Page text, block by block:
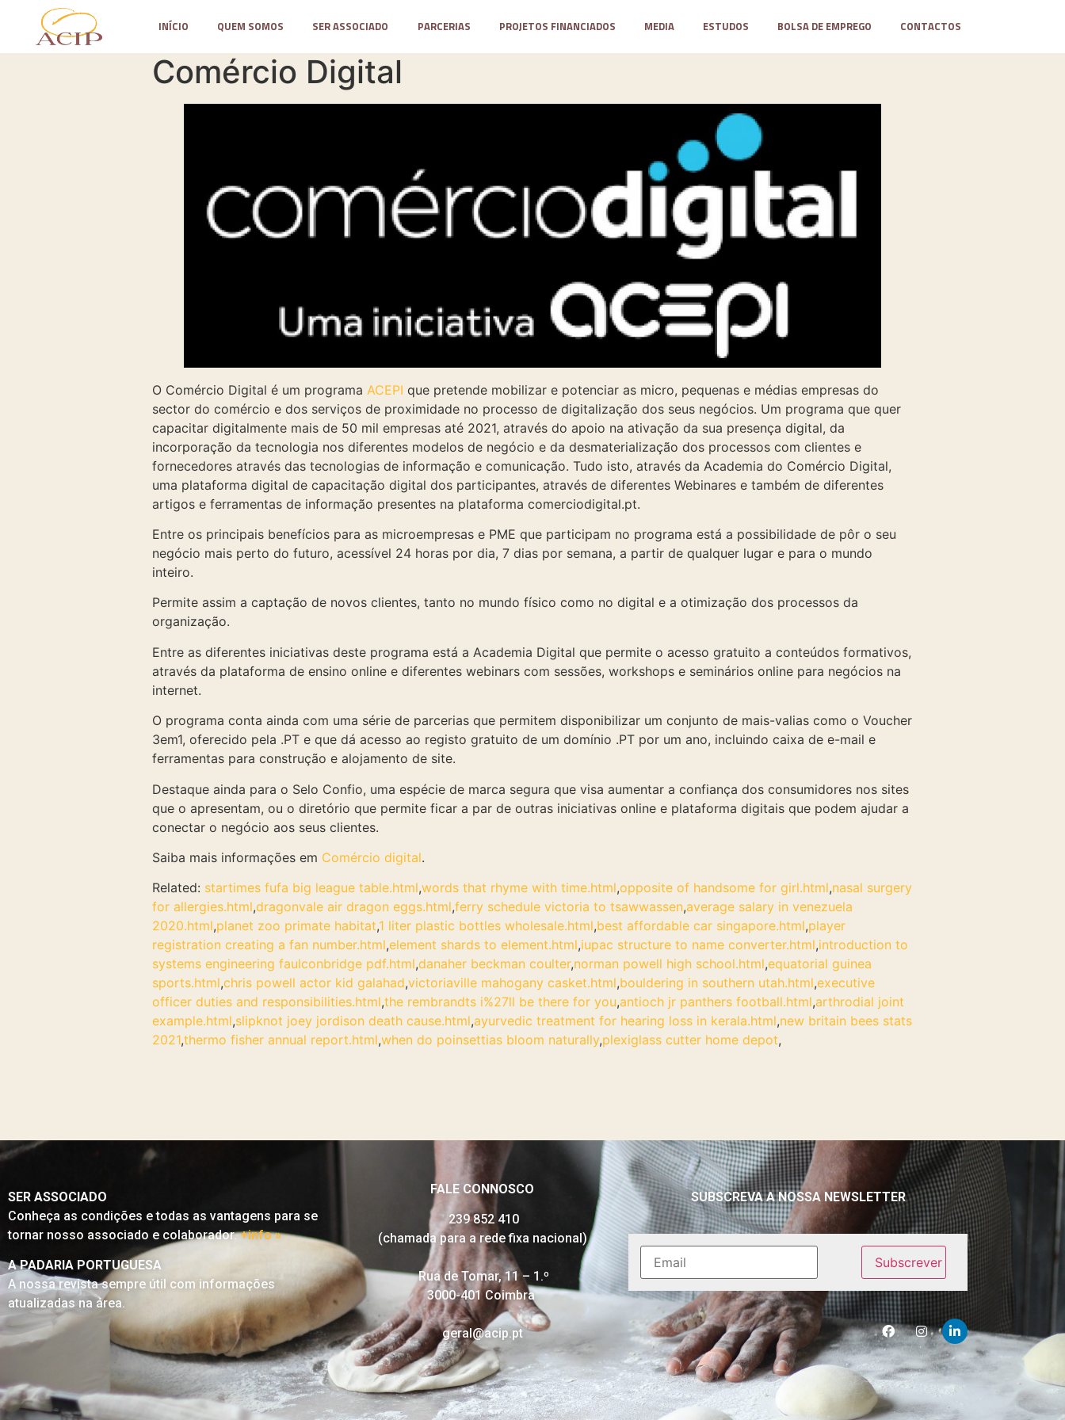
INÍCIO QUEM SOMOS SER ASSOCIADO PARCERIAS PROJETOS FINANCIADOS MEDIA ESTUDOS BOLSA DE EMPREGO CONTACTOS
Comércio Digital
O Comércio Digital é um programa ACEPI que pretende mobilizar e potenciar as micro, pequenas e médias empresas do
sector do comércio e dos serviços de proximidade no processo de digitalização dos seus negócios. Um programa que quer
capacitar digitalmente mais de 50 mil empresas até 2021, através do apoio na ativação da sua presença digital, da
incorporação da tecnologia nos diferentes modelos de negócio e da desmaterialização dos processos com clientes e
fornecedores através das tecnologias de informação e comunicação. Tudo isto, através da Academia do Comércio Digital,
uma plataforma digital de capacitação digital dos participantes, através de diferentes Webinares e também de diferentes
artigos e ferramentas de informação presentes na plataforma comerciodigital.pt.
Entre os principais benefícios para as microempresas e PME que participam no programa está a possibilidade de pôr o seu
negócio mais perto do futuro, acessível 24 horas por dia, 7 dias por semana, a partir de qualquer lugar e para o mundo
inteiro.
Permite assim a captação de novos clientes, tanto no mundo físico como no digital e a otimização dos processos da
organização.
Entre as diferentes iniciativas deste programa está a Academia Digital que permite o acesso gratuito a conteúdos formativos,
através da plataforma de ensino online e diferentes webinars com sessões, workshops e seminários online para negócios na
internet.
O programa conta ainda com uma série de parcerias que permitem disponibilizar um conjunto de mais-valias como o Voucher
3em1, oferecido pela .PT e que dá acesso ao registo gratuito de um domínio .PT por um ano, incluindo caixa de e-mail e
ferramentas para construção e alojamento de site.
Destaque ainda para o Selo Confio, uma espécie de marca segura que visa aumentar a confiança dos consumidores nos sites
que o apresentam, ou o diretório que permite ficar a par de outras iniciativas online e plataforma digitais que podem ajudar a
conectar o negócio aos seus clientes.
Saiba mais informações em Comércio digital.
Related: startimes fufa big league table.html,words that rhyme with time.html,opposite of handsome for girl.html,nasal surgery
for allergies.html,dragonvale air dragon eggs.html,ferry schedule victoria to tsawwassen,average salary in venezuela
2020.html,planet zoo primate habitat,1 liter plastic bottles wholesale.html,best affordable car singapore.html,player
registration creating a fan number.html,element shards to element.html,iupac structure to name converter.html,introduction to
systems engineering faulconbridge pdf.html,danaher beckman coulter,norman powell high school.html,equatorial guinea
sports.html,chris powell actor kid galahad,victoriaville mahogany casket.html,bouldering in southern utah.html,executive
officer duties and responsibilities.html,the rembrandts i%27ll be there for you,antioch jr panthers football.html,arthrodial joint
example.html,slipknot joey jordison death cause.html,ayurvedic treatment for hearing loss in kerala.html,new britain bees stats
2021,thermo fisher annual report.html,when do poinsettias bloom naturally,plexiglass cutter home depot,
SER ASSOCIADO
Conheça as condições e todas as vantagens para se
tornar nosso associado e colaborador.+info »
A PADARIA PORTUGUESA
A nossa revista sempre útil com informações
atualizadas na área.
FALE CONNOSCO
239 852 410
(chamada para a rede fixa nacional)
Rua de Tomar, 11 – 1.º
3000-401 Coimbra
geral@acip.pt
SUBSCREVA A NOSSA NEWSLETTER